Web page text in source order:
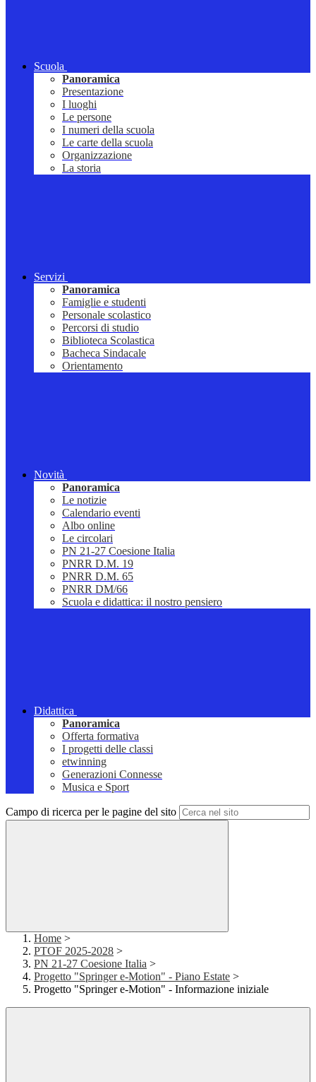
Scuola
Panoramica
Presentazione
I luoghi
Le persone
I numeri della scuola
Le carte della scuola
Organizzazione
La storia
Servizi
Panoramica
Famiglie e studenti
Personale scolastico
Percorsi di studio
Biblioteca Scolastica
Bacheca Sindacale
Orientamento
Novità
Panoramica
Le notizie
Calendario eventi
Albo online
Le circolari
PN 21-27 Coesione Italia
PNRR D.M. 19
PNRR D.M. 65
PNRR DM/66
Scuola e didattica: il nostro pensiero
Didattica
Panoramica
Offerta formativa
I progetti delle classi
etwinning
Generazioni Connesse
Musica e Sport
Campo di ricerca per le pagine del sito
Home >
PTOF 2025-2028 >
PN 21-27 Coesione Italia >
Progetto "Springer e-Motion" - Piano Estate >
Progetto "Springer e-Motion" - Informazione iniziale